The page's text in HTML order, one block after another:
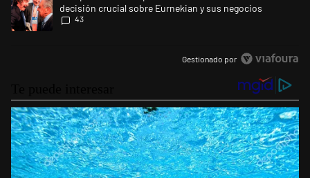
decisión crucial sobre Eurnekian y sus negocios
43
Gestionado por